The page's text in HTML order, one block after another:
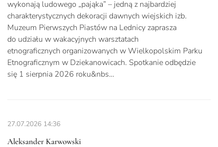
wykonają ludowego „pająka” – jedną z najbardziej
charakterystycznych dekoracji dawnych wiejskich izb.
Muzeum Pierwszych Piastów na Lednicy zaprasza
do udziału w wakacyjnych warsztatach
etnograficznych organizowanych w Wielkopolskim Parku
Etnograficznym w Dziekanowicach. Spotkanie odbędzie
się 1 sierpnia 2026 roku&nbs…
27.07.2026 14:36
Aleksander Karwowski